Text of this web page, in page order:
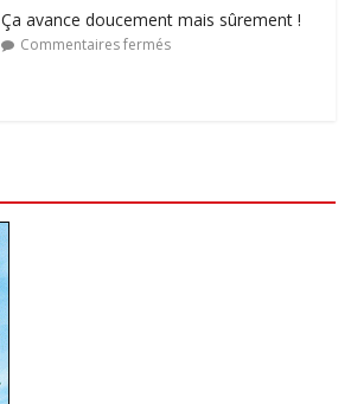
Ça avance doucement mais sûrement !
Commentaires fermés